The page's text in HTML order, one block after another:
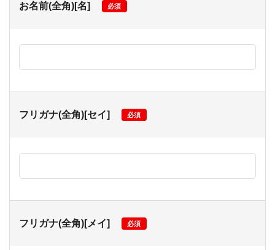
お名前(全角)[名] 必須
フリガナ(全角)[セイ] 必須
フリガナ(全角)[メイ] 必須